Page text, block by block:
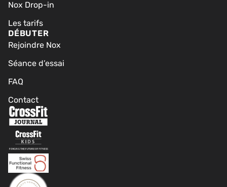
Nox Drop-in
Les tarifs
DÉBUTER
Rejoindre Nox
Séance d’essai
FAQ
Contact